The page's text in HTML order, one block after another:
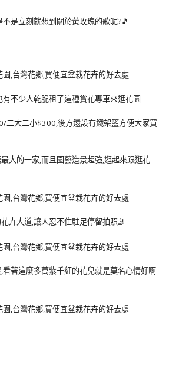
是立刻就想到關於黃玫瑰的歌呢?🎵
不少人乾脆租了這種賞花專車來逛花園
大二小$300,後方還設有鐵架籃方便大家買
大的一家,而且園藝造景超強,逛起來跟逛花
卉大道,讓人忍不住駐足停留拍照🤳
著這麼多萬紫千紅的花兒就是莫名心情好啊